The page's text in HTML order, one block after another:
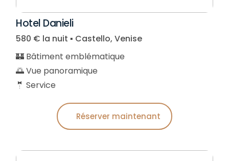
Hotel Danieli
580 € la nuit ▪︎ Castello, Venise
🏰 Bâtiment emblématique
🌅 Vue panoramique
🤵 Service
Réserver maintenant